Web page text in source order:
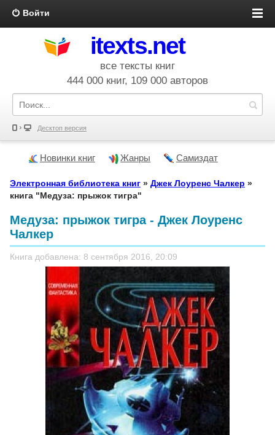
Войти
itexts.net
все тексты книг
444 000 книг, 109 000 авторов
Десктоп версия
Новинки книг Жанры Самиздат
Электронная библиотека книг » Джек Лоуренс Чалкер »
книга "Медуза: прыжок тигра"
Медуза: прыжок тигра - Джек Лоуренс
Чалкер
Книга добавлена: 8 сентября 2016, 20:09